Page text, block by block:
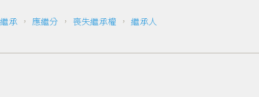
承 ， 應繼分 ， 喪失繼承權 ， 繼承人